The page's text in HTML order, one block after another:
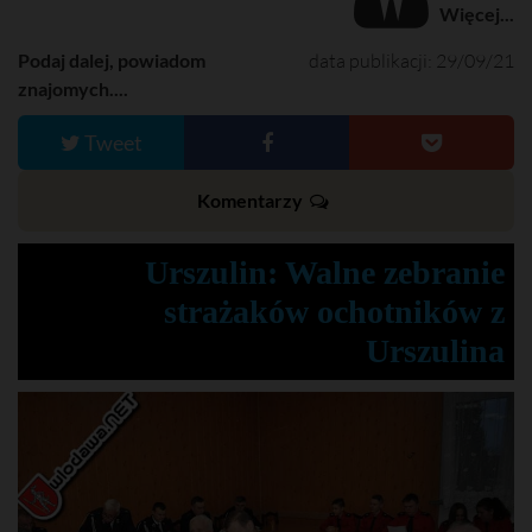
Więcej...
data publikacji: 29/09/21
Podaj dalej, powiadom
znajomych....
Tweet
Komentarzy
Urszulin: Walne zebranie
strażaków ochotników z
Urszulina